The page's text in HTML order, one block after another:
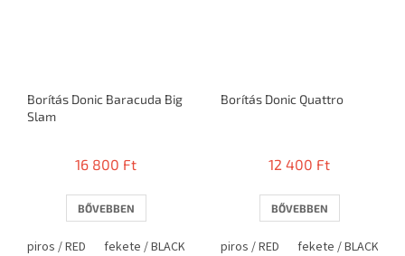
Borítás Donic Baracuda Big
Slam
16 800 Ft
BŐVEBBEN
piros / RED fekete / BLACK
Borítás Donic Quattro
12 400 Ft
BŐVEBBEN
piros / RED fekete / BLACK